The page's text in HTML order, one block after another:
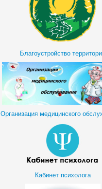
Благоустройство
Организация медицинского
Кабинет психолога